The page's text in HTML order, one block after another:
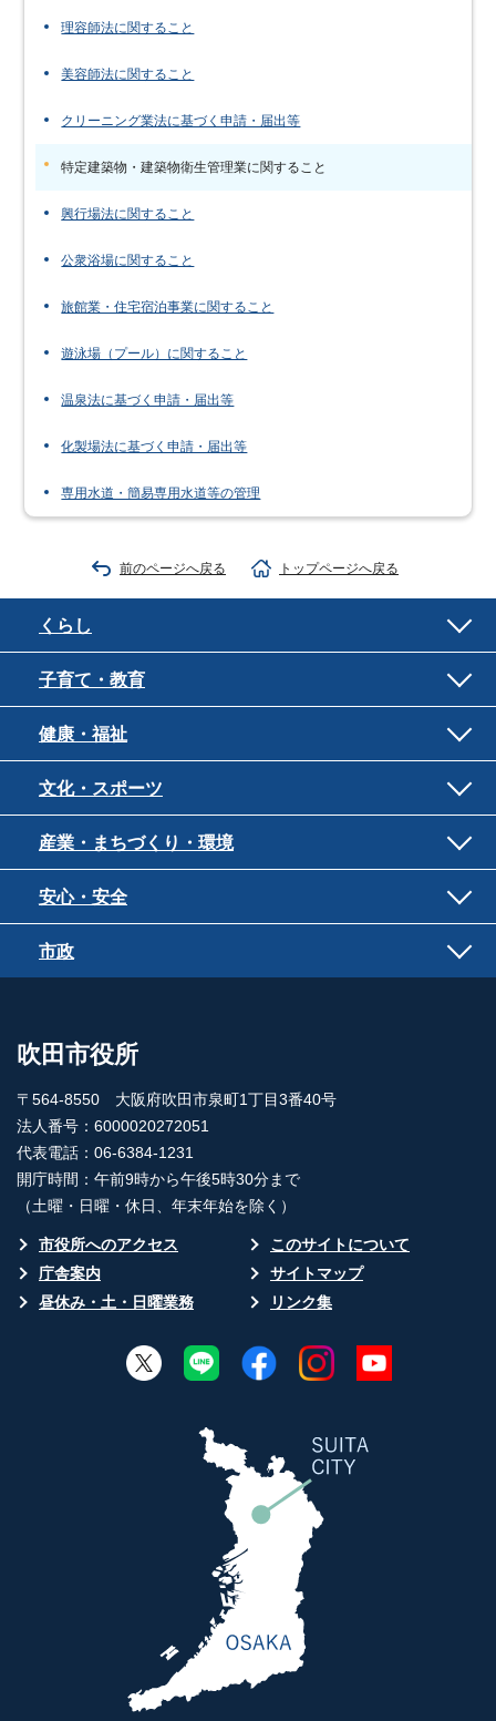
理容師法に関すること
美容師法に関すること
クリーニング業法に基づく申請・届出等
特定建築物・建築物衛生管理業に関すること
興行場法に関すること
公衆浴場に関すること
旅館業・住宅宿泊事業に関すること
遊泳場（プール）に関すること
温泉法に基づく申請・届出等
化製場法に基づく申請・届出等
専用水道・簡易専用水道等の管理
前のページへ戻る トップページへ戻る
くらし
子育て・教育
健康・福祉
文化・スポーツ
産業・まちづくり・環境
安心・安全
市政
吹田市役所
〒564-8550 大阪府吹田市泉町1丁目3番40号
法人番号：6000020272051
代表電話：06-6384-1231
開庁時間：午前9時から午後5時30分まで
（土曜・日曜・休日、年末年始を除く）
市役所へのアクセス
このサイトについて
庁舎案内
サイトマップ
昼休み・土・日曜業務
リンク集